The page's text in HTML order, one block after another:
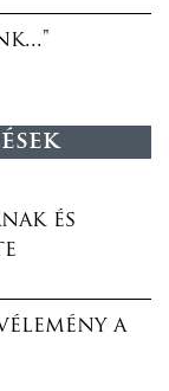
és
a